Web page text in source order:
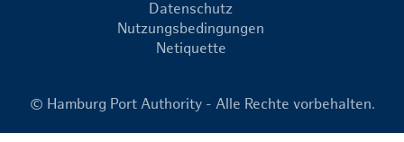
Datenschutz
Nutzungsbedingungen
Netiquette
© Hamburg Port Authority - Alle Rechte vorbehalten.